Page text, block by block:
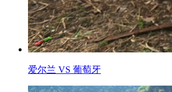
爱尔兰 VS 葡萄牙